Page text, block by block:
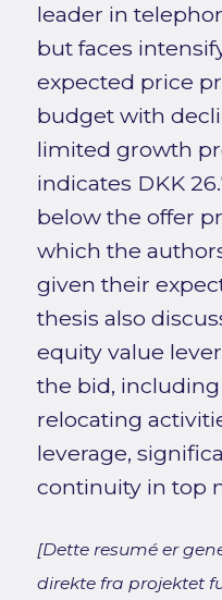
leader in
but faces
expected price
budget with
limited growth
indicates DKK
below the offer
which the
given their
thesis also
equity value
the bid,
relocating
leverage,
continuity in top
[Dette resumé er
direkte fra projektet